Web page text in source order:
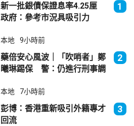
新一批銀債保證息率4.25厘
政府：參考市況具吸引力
1
本地 9小時前
藥倍安心風波｜「吹哨者」鄭
曦琳踢保 警：仍進行刑事調
2
本地 7小時前
彭博：香港重新吸引外籍專才
回流
3